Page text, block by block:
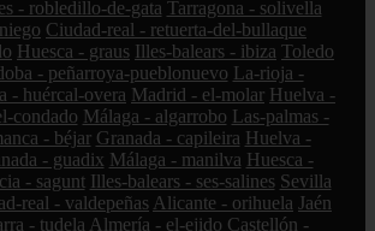
- robledillo-de-gata Tarragona - solivella
Ciudad-real - retuerta-del-bullaque
Huesca - graus Illes-balears - ibiza Toledo
- peñarroya-pueblonuevo La-rioja -
- huércal-overa Madrid - el-molar Huelva -
condado Málaga - algarrobo Las-palmas -
- béjar Granada - capileira Huelva -
- guadix Málaga - manilva Huesca -
- sagunt Illes-balears - ses-salines Sevilla
real - valdepeñas Alicante - orihuela Jaén
- tudela Almería - el-ejido Castellón -